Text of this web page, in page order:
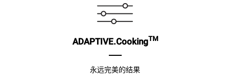
ADAPTIVE.CookingTM
永远完美的结果